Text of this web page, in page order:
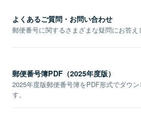
よくあるご質問・お問い合わせ
郵便番号に関するさまざまな疑問にお答え
郵便番号簿PDF（2025年度版）
2025年度版郵便番号簿をPDF形式でダウン
す。